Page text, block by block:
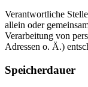
Verantwortliche
allein oder
Verarbeitung von
Adressen o. Ä.)
Speicherdauer